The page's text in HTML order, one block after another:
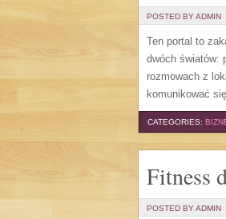
POSTED BY ADMIN
Ten portal to
dwóch światów:
rozmowach z
komunikować
CATEGORIES:
Fitness
POSTED BY ADMIN